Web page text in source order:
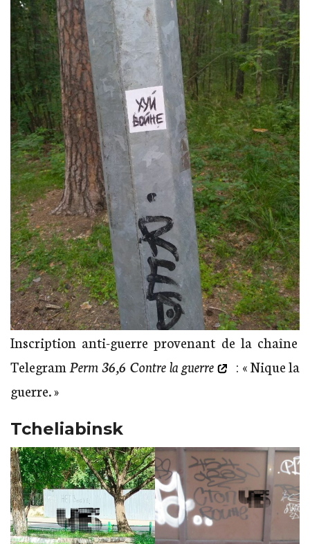
Inscription anti-guerre provenant de la chaîne
Telegram Perm 36,6 Contre la guerre
: « Nique la
guerre. »
Tcheliabinsk